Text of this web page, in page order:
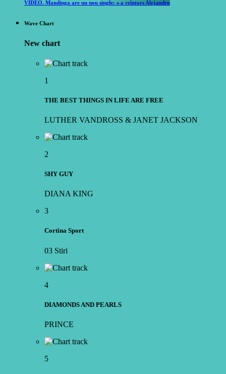
VIDEO. Mandinga are un nou single: s-a reîntors Alejandro
Wave Chart
New chart
1
THE BEST THINGS IN LIFE ARE FREE
LUTHER VANDROSS & JANET JACKSON
2
SHY GUY
DIANA KING
3
Cortina Sport
03 Stiri
4
DIAMONDS AND PEARLS
PRINCE
5